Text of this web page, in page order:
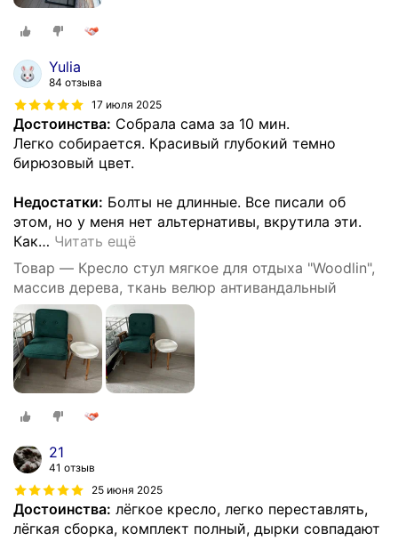
Yulia
84 отзыва
17 июля 2025
Достоинства: Собрала сама за 10 мин.
Легко собирается. Красивый глубокий темно
бирюзовый цвет.
Недостатки: Болты не длинные. Все писали об
этом, но у меня нет альтернативы, вкрутила эти.
Как… Читать ещё
Товар — Кресло стул мягкое для отдыха "Woodlin",
массив дерева, ткань велюр антивандальный
21
41 отзыв
25 июня 2025
Достоинства: лёгкое кресло, легко переставлять,
лёгкая сборка, комплект полный, дырки совпадают